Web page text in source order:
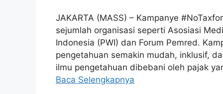
JAKARTA (MASS) – Kampanye
sejumlah organisasi seperti Asosiasi
Indonesia (PWI) dan Forum Pemred.
pengetahuan semakin mudah, inklusif,
ilmu pengetahuan dibebani oleh pajak
Baca Selengkapnya